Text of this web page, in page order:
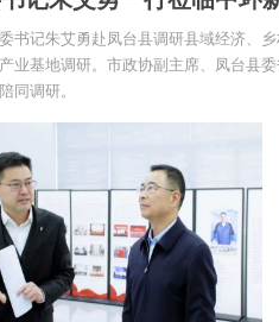
书记朱艾勇赴凤台县调研县域经济、
业基地调研。市政协副主席、凤台县
同调研。